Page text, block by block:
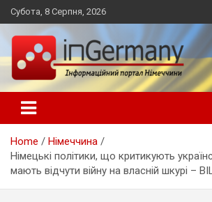
Skip
to
content
Субота, 8 Серпня, 2026
inGermany.net
портал в Німеччині
Український інформаційний портал в
Німеччини, українці в Німеччині
Home
Німеччина
Німецькі політики, що критикують
мають відчути війну на власній шкурі –